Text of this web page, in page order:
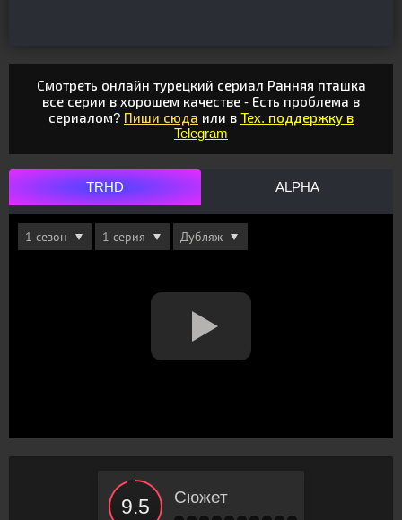
Смотреть онлайн турецкий сериал Ранняя пташка
все серии в хорошем качестве - Есть проблема в
сериалом? Пиши сюда или в Тех. поддержку в
Telegram
TRHD ALPHA
Сюжет